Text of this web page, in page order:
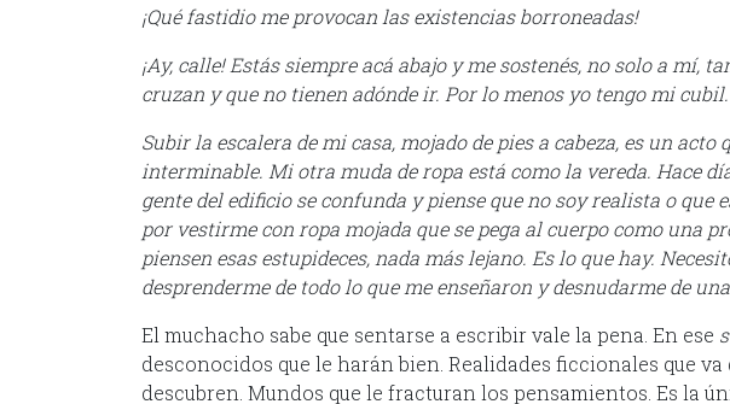
¡Qué fastidio me provocan las existencias borroneadas!
¡Ay, calle! Estás siempre acá abajo y me sostenés, no solo a mí,
cruzan y que no tienen adónde ir. Por lo menos yo tengo mi cubil.
Subir la escalera de mi casa, mojado de pies a cabeza, es un
interminable. Mi otra muda de ropa está como la vereda. Hace
gente del edificio se confunda y piense que no soy realista o que
por vestirme con ropa mojada que se pega al cuerpo como una
piensen esas estupideces, nada más lejano. Es lo que hay.
desprenderme de todo lo que me enseñaron y desnudarme de
El muchacho sabe que sentarse a escribir vale la pena. En ese
desconocidos que le harán bien. Realidades ficcionales que
descubren. Mundos que le fracturan los pensamientos. Es la